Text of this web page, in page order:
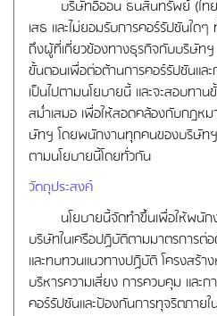
บริษัทอิออน ธนสินทรัพย์ (ไท
เสธ และไม่ยอมรับการคอร์รัปชันใด
ถึงผู้ที่เกี่ยวข้องทางธุรกิจกับบริษัท
ขั้นตอนเพื่อต่อต้านการคอร์รัปชันแล
เป็นไปตามนโยบายนี้ และจะสอบทา
สม่ำเสมอ เพื่อให้สอดคล้องกับกฎหม
ษัทฯ โดยพนักงานทุกคนของบริษัท
ตามนโยบายนี้โดยทั่วกัน
วัตถุประสงค์
นโยบายนี้จัดทำขึ้นเพื่อให้พนั
บริษัทในเครือปฏิบัติตามมาตรการต่
และทบทวนแนวทางปฏิบัติ โครงสร้
บริหารความเสี่ยง การควบคุม และ
คอร์รัปชันและป้องกันการทุจริตภาย